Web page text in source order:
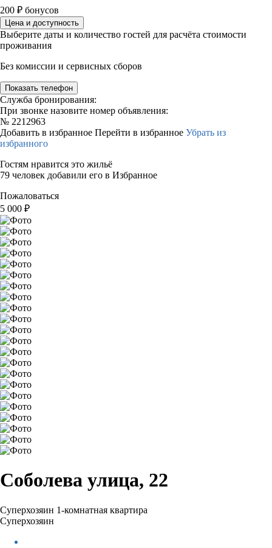
200 ₽ бонусов
Цена и доступность
Выберите даты и количество гостей для расчёта стоимости
проживания
Без комиссии и сервисных сборов
Показать телефон
Служба бронирования:
При звонке назовите номер объявления:
№ 2212963
Добавить в избранное Перейти в избранное Убрать из
избранного
Гостям нравится это жильё
79 человек добавили его в Избранное
Пожаловаться
5 000 ₽
Соболева улица, 22
Суперхозяин 1-комнатная квартира
Суперхозяин